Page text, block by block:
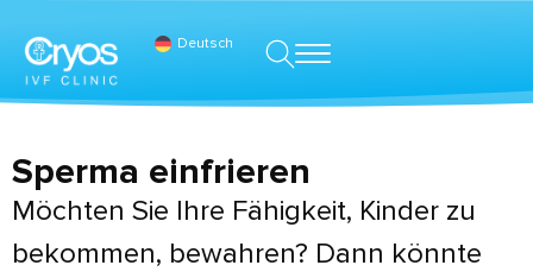
Deutsch
Sperma einfrieren
Möchten Sie Ihre Fähigkeit, Kinder zu
bekommen, bewahren? Dann könnte